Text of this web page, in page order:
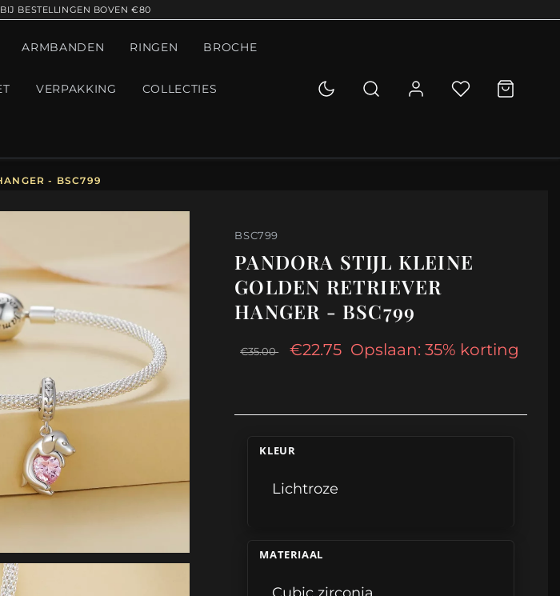
BESTELLINGEN BOVEN €80
ARMBANDEN RINGEN BROCHE
VERPAKKING COLLECTIES
- BSC799
BSC799
PANDORA STIJL KLEINE
GOLDEN RETRIEVER
HANGER - BSC799
€35.00 €22.75 Opslaan: 35% korting
KLEUR
Lichtroze
MATERIAAL
Cubic zirconia